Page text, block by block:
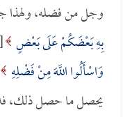
وجل من فضله، ولهذا
بِهِ بَعْضَكُمْ عَلَى بَعْضٍ
وَاسْأَلُوا اللَّهَ مِنْ فَضْلِهِ
يحصل ما حصل ذلك،